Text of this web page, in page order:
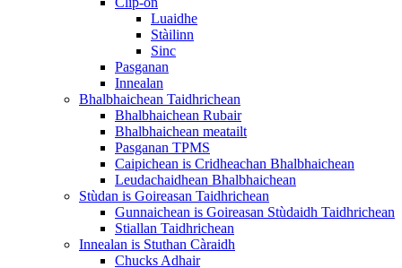
Luaidhe
Stàilinn
Sinc
Pasganan
Innealan
Bhalbhaichean Taidhrichean
Bhalbhaichean Rubair
Bhalbhaichean meatailt
Pasganan TPMS
Caipichean is Cridheachan Bhalbhaichean
Leudachaidhean Bhalbhaichean
Stùdan is Goireasan Taidhrichean
Gunnaichean is Goireasan Stùdaidh Taidhrichean
Stiallan Taidhrichean
Innealan is Stuthan Càraidh
Chucks Adhair